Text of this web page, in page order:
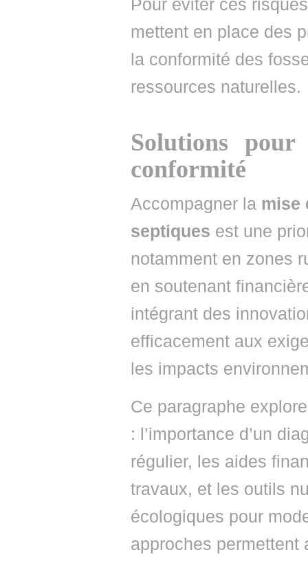
Pour éviter ces
mettent en place des
la conformité des
ressources naturelles.
Solutions
conformité
Accompagner la mise
septiques est une
notamment en zones
en soutenant
intégrant des
efficacement aux
les impacts
Ce paragraphe
: l’importance d’un
régulier, les aides
travaux, et les outils
écologiques pour
approches